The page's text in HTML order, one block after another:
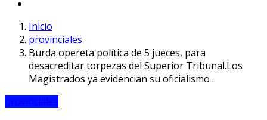
Inicio
provinciales
Burda opereta política de 5 jueces, para
desacreditar torpezas del Superior Tribunal.Los
Magistrados ya evidencian su oficialismo .